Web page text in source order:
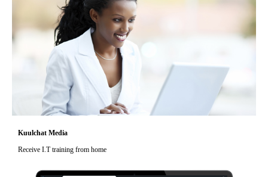
Kuulchat Media
Receive I.T training from home